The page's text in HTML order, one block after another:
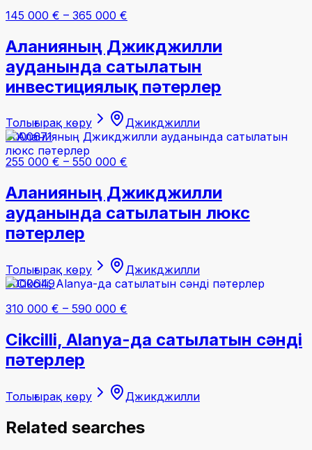
145 000 € – 365 000 €
Аланияның Джикджилли
ауданында сатылатын
инвестициялық пәтерлер
Толығырақ көру
Джикджилли
#000671
255 000 € – 550 000 €
Аланияның Джикджилли
ауданында сатылатын люкс
пәтерлер
Толығырақ көру
Джикджилли
#000649
310 000 € – 590 000 €
Cikcilli, Alanya-да сатылатын сәнді
пәтерлер
Толығырақ көру Джикджилли
Related searches